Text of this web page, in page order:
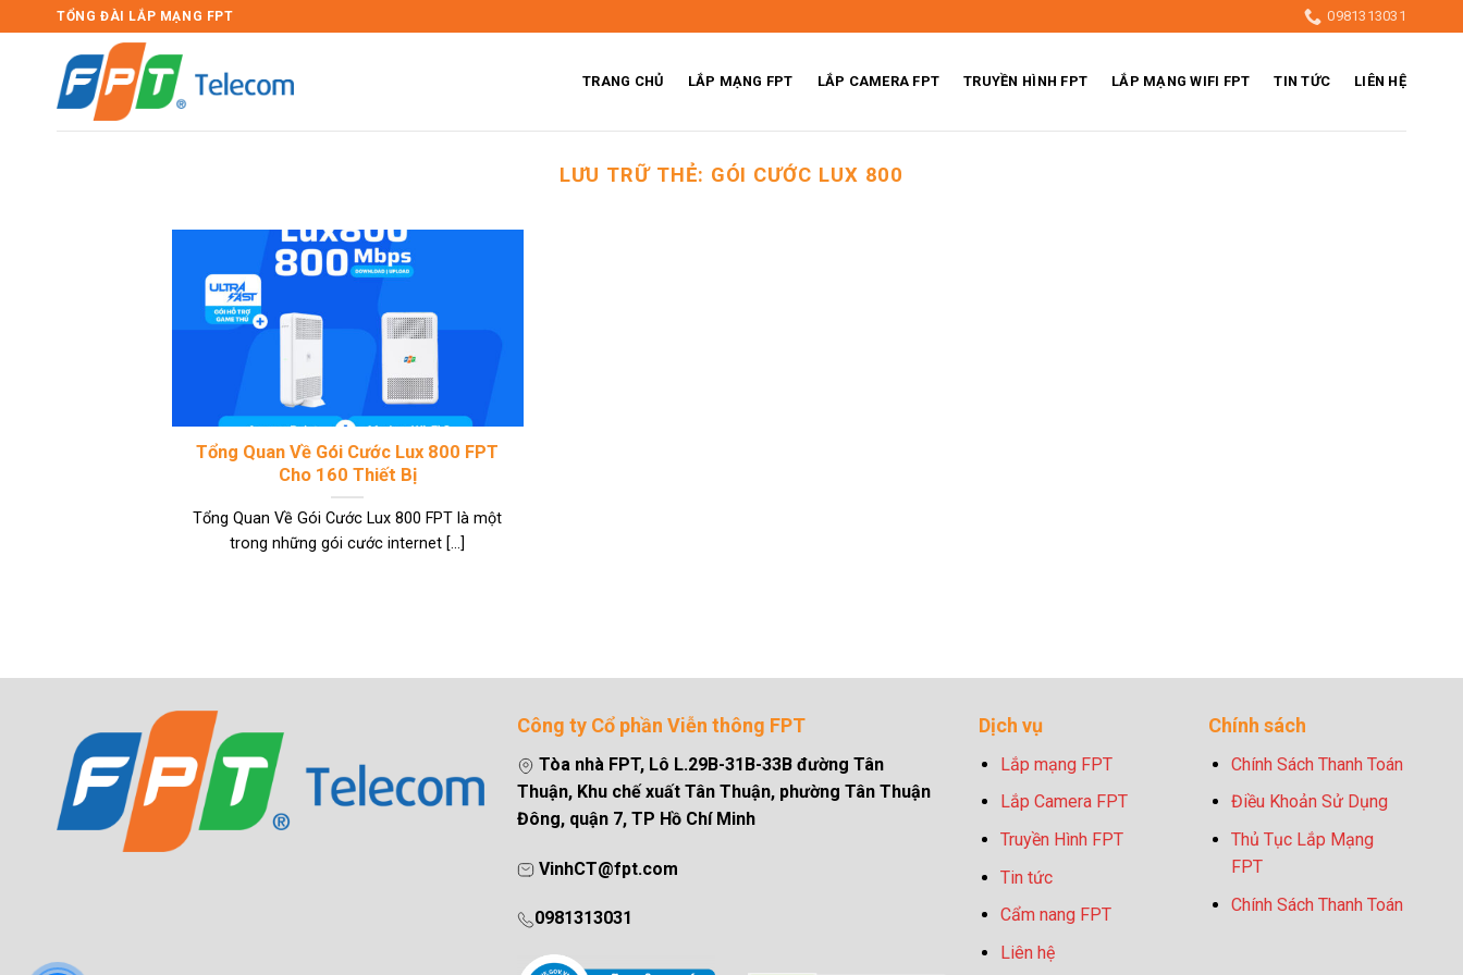
qua
TỔNG ĐÀI LẮP MẠNG FPT 0981313031
TRANG CHỦ LẮP MẠNG FPT LẮP CAMERA FPT TRUYỀN HÌNH FPT LẮP MẠNG WIFI FPT TIN TỨC LIÊN HỆ
LƯU TRỮ THẺ: GÓI CƯỚC LUX 800
Tổng Quan Về Gói Cước Lux 800 FPT
Cho 160 Thiết Bị
Tổng Quan Về Gói Cước Lux 800 FPT là một
trong những gói cước internet [...]
Công ty Cổ phần Viễn thông FPT
Tòa nhà FPT, Lô L.29B-31B-33B đường Tân
Thuận, Khu chế xuất Tân Thuận, phường Tân Thuận
Đông, quận 7, TP Hồ Chí Minh
VinhCT@fpt.com
0981313031
Dịch vụ
Lắp mạng FPT
Lắp Camera FPT
Truyền Hình FPT
Tin tức
Cẩm nang FPT
Liên hệ
Chính sách
Chính Sách Thanh Toán
Điều Khoản Sử Dụng
Thủ Tục Lắp Mạng
FPT
Chính Sách Thanh Toán